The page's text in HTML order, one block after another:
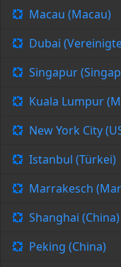
Macau (Macau)
Dubai
Singapur
Kuala Lumpur
New York City
Istanbul (Türkei)
Marrakesch
Shanghai (China)
Peking (China)